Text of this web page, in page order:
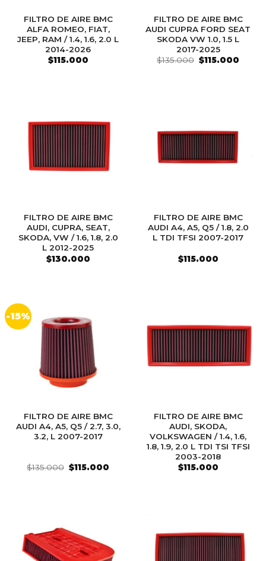
FILTRO DE AIRE BMC
ALFA ROMEO, FIAT,
JEEP, RAM / 1.4, 1.6, 2.0 L
2014-2026
$115.000
FILTRO DE AIRE BMC
AUDI CUPRA FORD SEAT
SKODA VW 1.0, 1.5 L
2017-2025
$135.000 El
precio
$115.000
FILTRO DE AIRE BMC
AUDI, CUPRA, SEAT,
SKODA, VW / 1.6, 1.8, 2.0
L 2012-2025
$130.000
FILTRO DE AIRE BMC
AUDI A4, A5, Q5 / 1.8, 2.0
L TDI TFSI 2007-2017
$115.000
-15%
FILTRO DE AIRE BMC
AUDI A4, A5, Q5 / 2.7, 3.0,
3.2, L 2007-2017
$135.000 El
precio
$115.000
FILTRO DE AIRE BMC
AUDI, SKODA,
VOLKSWAGEN / 1.4, 1.6,
1.8, 1.9, 2.0 L TDI TSI TFSI
2003-2018
$115.000